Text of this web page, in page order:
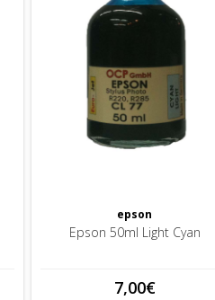
epson
Epson 50ml Light Cyan
7,00€